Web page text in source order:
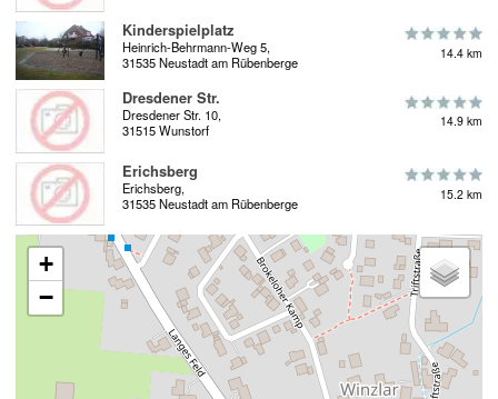
Kinderspielplatz
Heinrich-Behrmann-Weg 5,
31535 Neustadt am Rübenberge
14.4 km
Dresdener Str.
Dresdener Str. 10,
31515 Wunstorf
14.9 km
Erichsberg
Erichsberg,
31535 Neustadt am Rübenberge
15.2 km
+
−